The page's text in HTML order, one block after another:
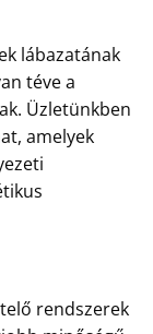
lábazatának
téve a
Üzletünkben
amelyek
rendszerek